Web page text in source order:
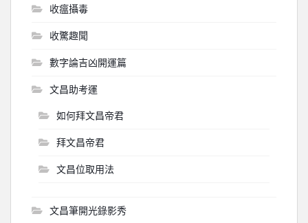
收瘟攝毒
收驚趣聞
數字論吉凶開運篇
文昌助考運
如何拜文昌帝君
拜文昌帝君
文昌位取用法
文昌筆開光錄影秀